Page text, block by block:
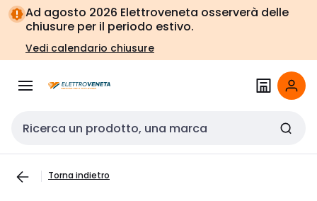
Vai alla
navigazione
Vai
alla
pagina
Ad agosto 2026 Elettroveneta osserverà delle
chiusure per il periodo estivo.
Vedi calendario chiusure
Cerca input
Torna indietro